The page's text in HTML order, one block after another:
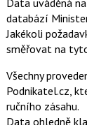
databází
Jakékoli
směřovat na
Všechny
Podnikatel.cz,
ručního zásahu.
Data ohledně